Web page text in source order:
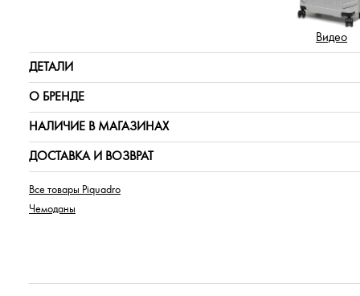
Видео
ДЕТАЛИ
О БРЕНДЕ
НАЛИЧИЕ В МАГАЗИНАХ
ДОСТАВКА И ВОЗВРАТ
Все товары Piquadro
Чемоданы